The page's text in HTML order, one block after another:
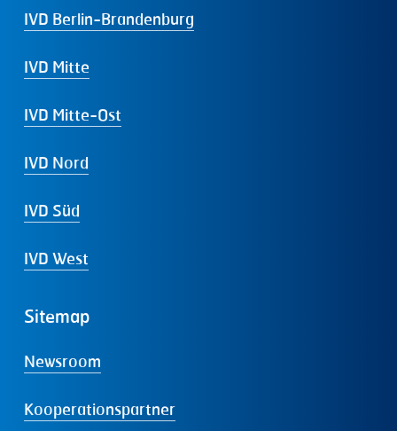
IVD Berlin-Brandenburg
IVD Mitte
IVD Mitte-Ost
IVD Nord
IVD Süd
IVD West
Sitemap
Newsroom
Kooperationspartner